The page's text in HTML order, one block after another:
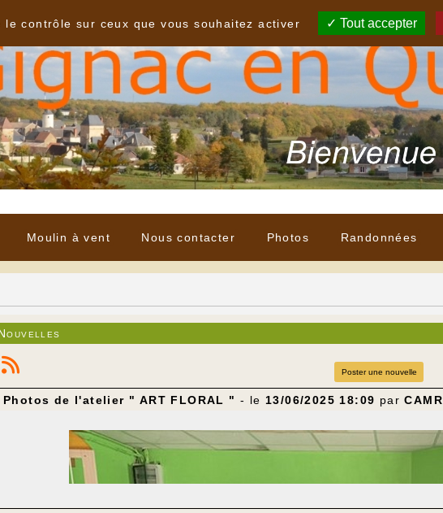
Moulin à vent Nous contacter Photos Randonnées
Poster une nouvelle
Photos de l'atelier " ART FLORAL " - le 13/06/2025 18:09 parCAMR
contrôle sur ceux que vous souhaitez activer
Tout accepter